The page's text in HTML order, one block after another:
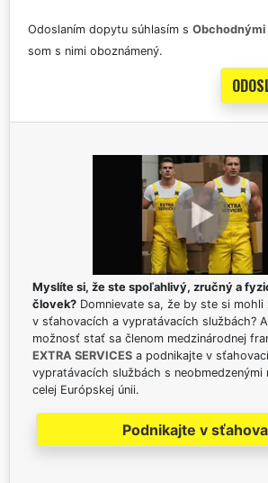
Odoslaním dopytu súhlasím s Obchodnými
som s nimi oboznámený.
Myslíte si, že ste spoľahlivý, zručný a
človek? Domnievate sa, že by ste si
v sťahovacích a vypratávacích službách?
možnosť stať sa členom medzinárodnej
EXTRA SERVICES a podnikajte v
vypratávacích službách s neobmedzenými
celej Európskej únii.
Podnikajte v